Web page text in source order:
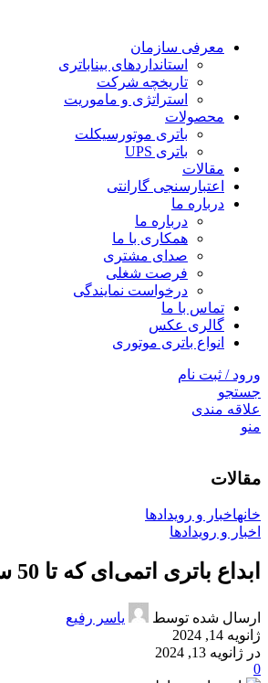
معرفی سازمان
استانداردهای بیناباتری
تاریخچه شرکت
استراتژی و ماموریت
محصولات
باتری موتورسیکلت
باتری UPS
مقالات
اعتبارسنجی گارانتی
درباره ما
درباره ما
همکاری با ما
صدای مشتری
فرصت شغلی
درخواست نمایندگی
تماس با ما
گالری عکس
انواع باتری موتوری
ورود / ثبت نام
جستجو
علاقه مندی
منو
مقالات
خانهاخبار و رویدادها
اخبار و رویدادها
ابداع باتری اتمی‌‌ای که تا 50 سال نیاز به شارژ ندارد.
ارسال شده توسط
یاسر رفیع
ژانویه 14, 2024
در ژانویه 13, 2024
0